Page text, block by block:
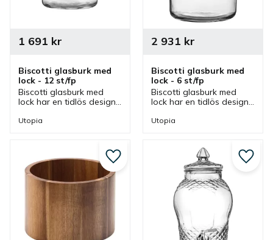
Biscotti glasburk med
lock - 12 st/fp
Biscotti glasburk med
lock har en tidlös design
servering och
restaurang eller i butik.
1 691 kr
Utopia
Biscotti glasburk med
lock - 6 st/fp
Biscotti glasburk med
lock har en tidlös design
servering och
restaurang eller i butik.
2 931 kr
Utopia
Lägg till i favoriter Lägg